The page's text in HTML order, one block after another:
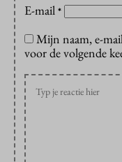
E-mail *
Mijn naam, e-
voor de volgende